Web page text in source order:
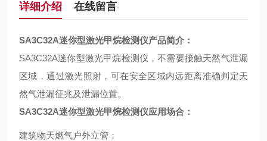
详细介绍 在线留言
SA3C32A迷你型激光甲烷检测仪产品简介：
SA3C32A迷你型激光甲烷检测仪，不需要接触天然气泄漏
区域，通过激光照射，可在安全区域内远距离准确判定天
然气泄漏征兆及泄漏位置。
SA3C32A迷你型激光甲烷检测仪应用场合：
建筑物天燃气户外立管；